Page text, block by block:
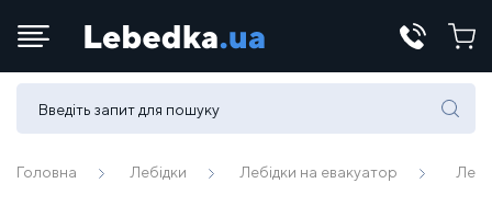
Телефони:
(067) 430 82-15
Головна Лебідки Лебідки на евакуатор